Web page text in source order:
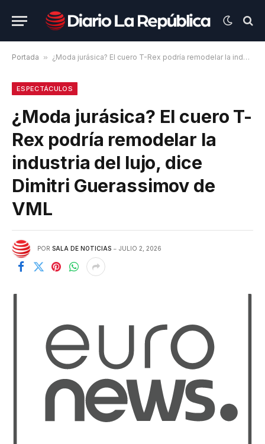
Portada » ¿Moda jurásica? El cuero T-Rex podría remodelar la industria del lujo, dice Dimitri Guerassimov de VML
ESPECTÁCULOS
¿Moda jurásica? El cuero T-
Rex podría remodelar la
industria del lujo, dice
Dimitri Guerassimov de
VML
POR SALA DE NOTICIAS JULIO 2, 2026